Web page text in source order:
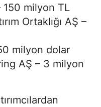
150 milyon TL
Ortaklığı AŞ –
milyon dolar
AŞ – 3 milyon